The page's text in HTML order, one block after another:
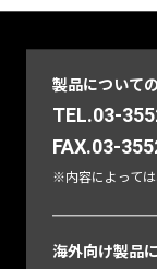
製品について
TEL.03-
FAX.03-
※内容によっては
海外向け製品